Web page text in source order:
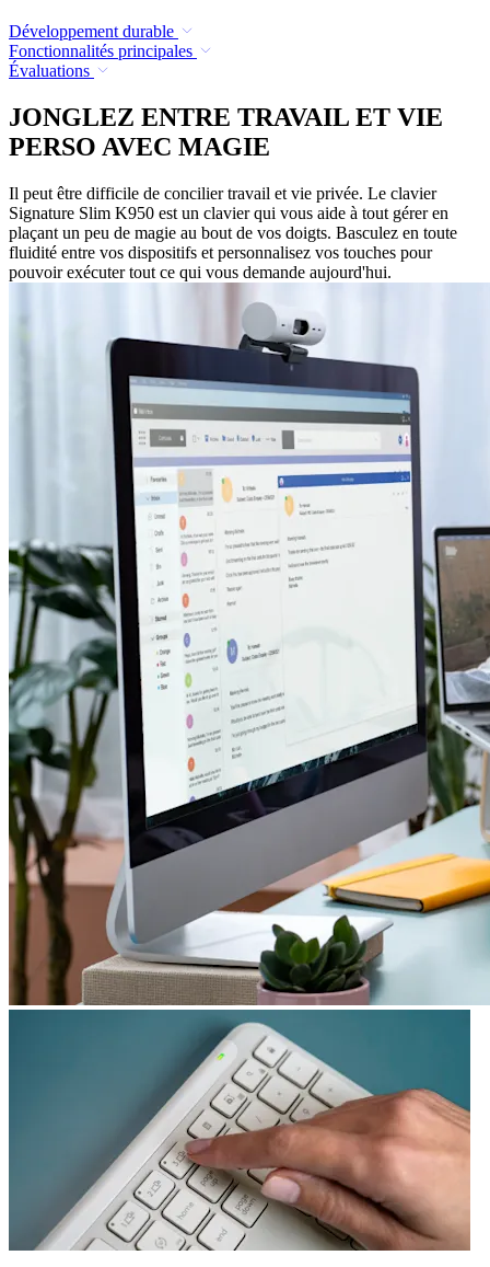
Développement durable
Fonctionnalités principales
Évaluations
JONGLEZ ENTRE TRAVAIL ET VIE
PERSO AVEC MAGIE
Il peut être difficile de concilier travail et vie privée. Le clavier
Signature Slim K950 est un clavier qui vous aide à tout gérer en
plaçant un peu de magie au bout de vos doigts. Basculez en toute
fluidité entre vos dispositifs et personnalisez vos touches pour
pouvoir exécuter tout ce qui vous demande aujourd'hui.